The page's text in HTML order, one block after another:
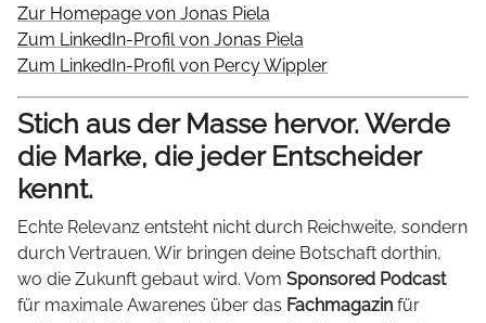
Zur Homepage von Jonas Piela
Zum LinkedIn-Profil von Jonas Piela
Zum LinkedIn-Profil von Percy Wippler
Stich aus der Masse hervor. Werde
die Marke, die jeder Entscheider
kennt.
Echte Relevanz entsteht nicht durch Reichweite, sondern
durch Vertrauen. Wir bringen deine Botschaft dorthin,
wo die Zukunft gebaut wird. Vom Sponsored Podcast
für maximale Awarenes über das Fachmagazin für